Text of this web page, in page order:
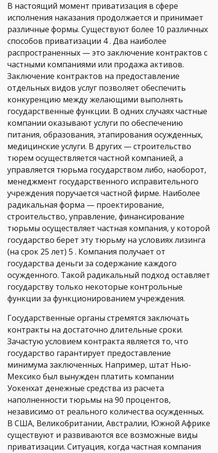
В настоящий момент приватизация в сфере
исполнения наказания продолжается и принимает
различные формы. Существуют более 10 различных
способов приватизации 4 . Два наиболее
распространенных — это заключение контрактов с
частными компаниями или продажа активов.
Заключение контрактов на предоставление
отдельных видов услуг позволяет обеспечить
конкуренцию между желающими выполнять
государственные функции. В одних случаях частные
компании оказывают услуги по обеспечению
питания, образования, этапирования осужденных,
медицинские услуги. В других — строительство
тюрем осуществляется частной компанией, а
управляется тюрьма государством либо, наоборот,
менеджмент государственного исправительного
учреждения поручается частной фирме. Наиболее
радикальная форма — проектирование,
строительство, управление, финансирование
тюрьмы осуществляет частная компания, у которой
государство берет эту тюрьму на условиях лизинга
(на срок 25 лет) 5 . Компания получает от
государства деньги за содержание каждого
осужденного. Такой радикальный подход оставляет
государству только некоторые контрольные
функции за функционированием учреждения.
Государственные органы стремятся заключать
контракты на достаточно длительные сроки.
Зачастую условием контракта является то, что
государство гарантирует предоставление
минимума заключенных. Например, штат Нью-
Мексико был вынужден платить компании
Уокенхат денежные средства из расчета
наполненности тюрьмы на 90 процентов,
независимо от реального количества осужденных.
В США, Великобритании, Австралии, Южной Африке
существуют и развиваются все возможные виды
приватизации. Ситуация, когда частная компания